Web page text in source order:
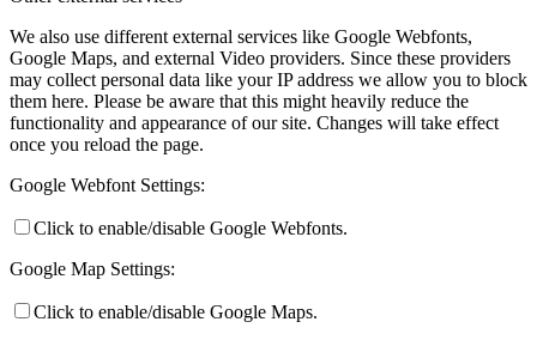
We also use different external services like Google Webfonts,
Google Maps, and external Video providers. Since these providers
may collect personal data like your IP address we allow you to block
them here. Please be aware that this might heavily reduce the
functionality and appearance of our site. Changes will take effect
once you reload the page.
Google Webfont Settings:
Click to enable/disable Google Webfonts.
Google Map Settings:
Click to enable/disable Google Maps.